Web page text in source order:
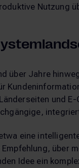
Nutzung
über Jahre
und
eine
über
Idee ein